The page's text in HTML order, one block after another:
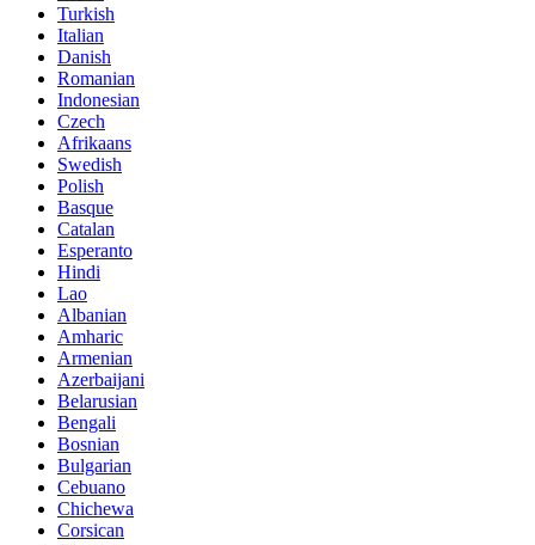
Turkish
Italian
Danish
Romanian
Indonesian
Czech
Afrikaans
Swedish
Polish
Basque
Catalan
Esperanto
Hindi
Lao
Albanian
Amharic
Armenian
Azerbaijani
Belarusian
Bengali
Bosnian
Bulgarian
Cebuano
Chichewa
Corsican